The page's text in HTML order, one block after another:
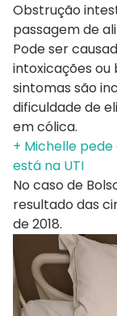
Obstrução
passagem de
Pode ser
intoxicações ou
sintomas são
dificuldade de
em cólica.
+ Michelle
está na UTI
No caso de
resultado das
de 2018.